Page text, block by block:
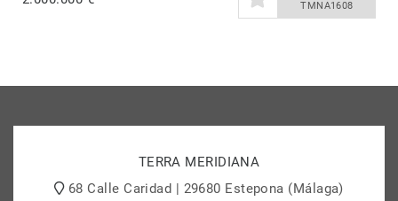
TMNA1608
TERRA MERIDIANA
68 Calle Caridad | 29680 Estepona (Málaga)